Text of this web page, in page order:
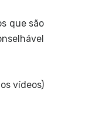
que são
vídeos)